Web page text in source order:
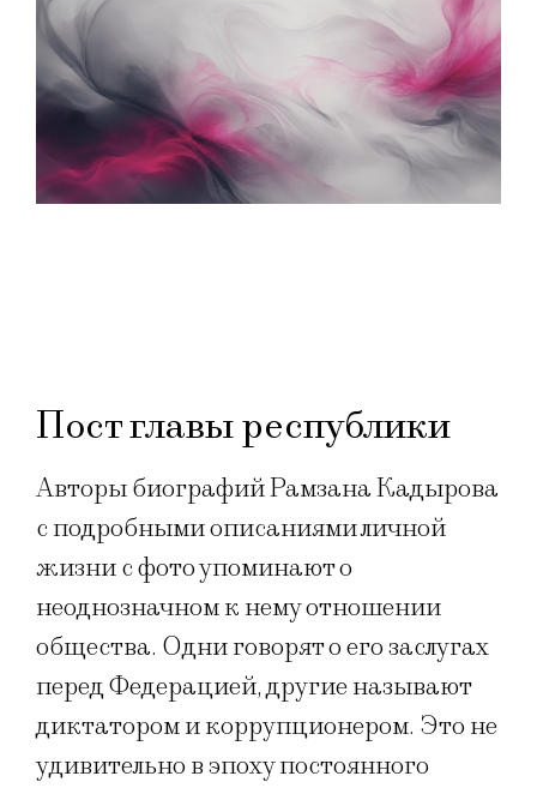
Пост главы республики
Авторы биографий Рамзана Кадырова
с подробными описаниями личной
жизни с фото упоминают о
неоднозначном к нему отношении
общества. Одни говорят о его заслугах
перед Федерацией, другие называют
диктатором и коррупционером. Это не
удивительно в эпоху постоянного